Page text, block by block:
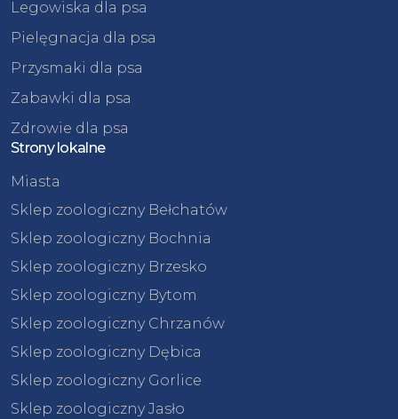
Legowiska dla psa
Pielęgnacja dla psa
Przysmaki dla psa
Zabawki dla psa
Zdrowie dla psa
Strony lokalne
Miasta
Sklep zoologiczny Bełchatów
Sklep zoologiczny Bochnia
Sklep zoologiczny Brzesko
Sklep zoologiczny Bytom
Sklep zoologiczny Chrzanów
Sklep zoologiczny Dębica
Sklep zoologiczny Gorlice
Sklep zoologiczny Jasło